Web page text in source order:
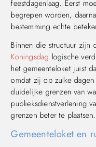
feestdagenlaag. Eerst
begrepen worden,
bestemming echte
Binnen die structuur zijn
Koningsdag logische
het gemeenteloket juist
omdat zij op zulke
duidelijke grenzen van
publieksdienstverlening
grenzen beter te plaatsen.
Gemeenteloket en